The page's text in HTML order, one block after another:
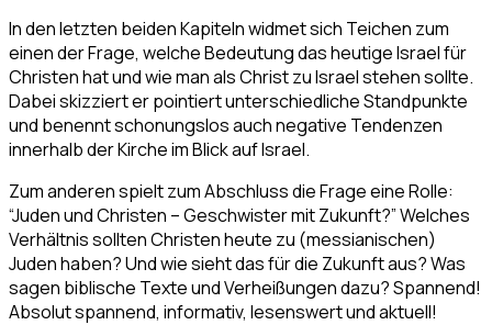
In den letzten beiden Kapiteln widmet sich Teichen zum
einen der Frage, welche Bedeutung das heutige Israel für
Christen hat und wie man als Christ zu Israel stehen sollte.
Dabei skizziert er pointiert unterschiedliche Standpunkte
und benennt schonungslos auch negative Tendenzen
innerhalb der Kirche im Blick auf Israel.
Zum anderen spielt zum Abschluss die Frage eine Rolle:
“Juden und Christen – Geschwister mit Zukunft?” Welches
Verhältnis sollten Christen heute zu (messianischen)
Juden haben? Und wie sieht das für die Zukunft aus? Was
sagen biblische Texte und Verheißungen dazu? Spannend!
Absolut spannend, informativ, lesenswert und aktuell!